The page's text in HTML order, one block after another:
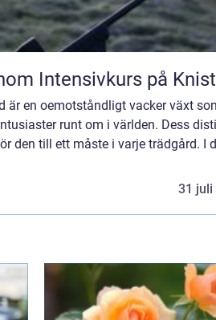
Intensivkurs på
är en oemotståndligt vacker växt
runt om i världen. Dess
den till ett måste i varje trädgård. I
31 juli